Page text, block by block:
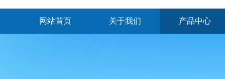
网站首页 关于我们 产品中心